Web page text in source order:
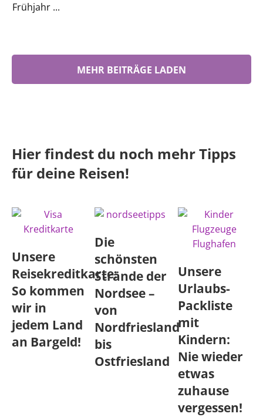
Frühjahr ...
MEHR BEITRÄGE LADEN
Hier findest du noch mehr Tipps
für deine Reisen!
Unsere
Reisekreditkarte:
So kommen
wir in
jedem Land
an Bargeld!
Die
schönsten
Strände der
Nordsee –
von
Nordfriesland
bis
Ostfriesland
Unsere
Urlaubs-
Packliste
mit
Kindern:
Nie wieder
etwas
zuhause
vergessen!